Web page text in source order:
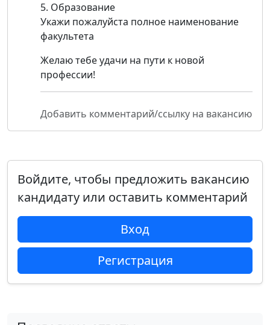
5. Образование
Укажи пожалуйста полное наименование
факультета
Желаю тебе удачи на пути к новой
профессии!
Добавить комментарий/ссылку на вакансию
Войдите, чтобы предложить вакансию
кандидату или оставить комментарий
Вход
Регистрация